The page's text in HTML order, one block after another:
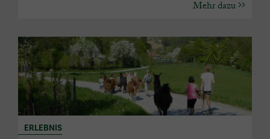
Mehr dazu
ERLEBNIS